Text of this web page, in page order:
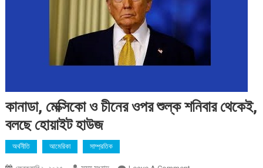
কানাডা, মেক্সিকো ও চীনের ওপর শুল্ক শনিবার থেকেই,
বলছে হোয়াইট হাউজ
অর্থনীতি আমেরিকা সাম্প্রতিক